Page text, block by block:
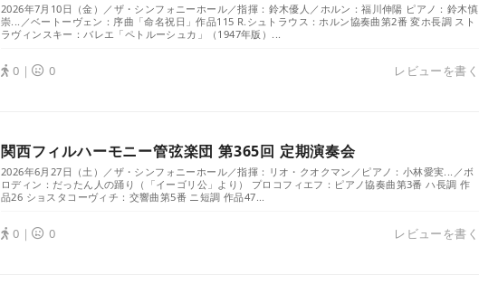
2026年7月10日（金）／ザ・シンフォニーホール／指揮：鈴木優人／ホルン：福川伸陽 ピアノ：鈴木慎
崇...／ベートーヴェン：序曲「命名祝日」作品115 R.シュトラウス：ホルン協奏曲第2番 変ホ長調 スト
ラヴィンスキー：バレエ「ペトルーシュカ」（1947年版）...
0｜ 0 レビューを書く
関西フィルハーモニー管弦楽団 第365回 定期演奏会
2026年6月27日（土）／ザ・シンフォニーホール／指揮：リオ・クオクマン／ピアノ：小林愛実...／ボ
ロディン：だったん人の踊り（「イーゴリ公」より） プロコフィエフ：ピアノ協奏曲第3番 ハ長調 作
品26 ショスタコーヴィチ：交響曲第5番 ニ短調 作品47...
0｜ 0 レビューを書く